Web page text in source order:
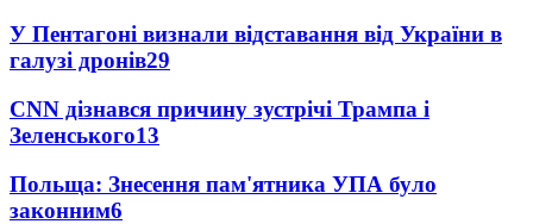
У Пентагоні визнали відставання від України в
галузі дронів29
CNN дізнався причину зустрічі Трампа і
Зеленського13
Польща: Знесення пам'ятника УПА було
законним6